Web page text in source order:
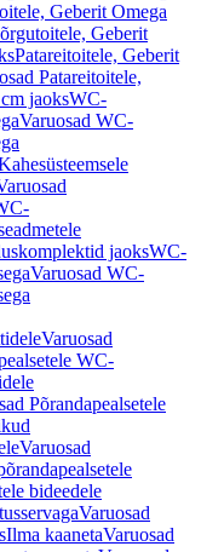
Geberit Omega
Geberit
Patareitoitele, Geberit
Patareitoitele,
jaoksWC-
Varuosad WC-
jaoksWC-
Varuosad WC-
Varuosad
WC-
Põrandapealsetele
Varuosad
bideedele
Varuosad
Ilma kaanetaVaruosad